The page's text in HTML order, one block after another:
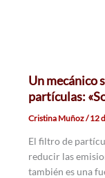
Un mecánico
partículas:
Cristina Muñoz/12
El filtro de
reducir las
también es una